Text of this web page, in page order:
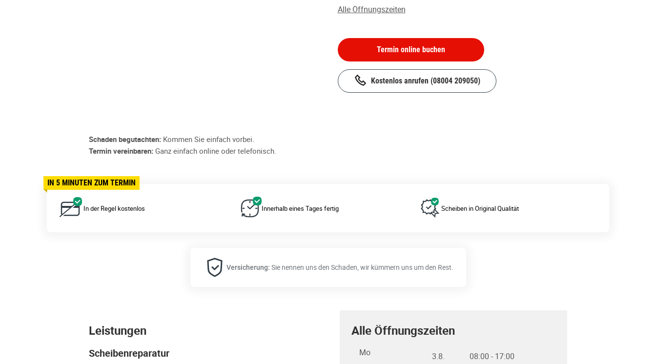
Alle Öffnungszeiten
Termin online buchen
Kostenlos anrufen (08004 209050)
Schaden begutachten: Kommen Sie einfach vorbei.
Termin vereinbaren: Ganz einfach online oder telefonisch.
IN 5 MINUTEN ZUM TERMIN
In der Regel kostenlos Innerhalb eines Tages fertig Scheiben in Original Qualität
Versicherung: Sie nennen uns den Schaden, wir kümmern uns um den Rest.
Leistungen
Scheibenreparatur
Alle Öffnungszeiten
Wochentag
Mo 3.8. 08:00 - 17:00